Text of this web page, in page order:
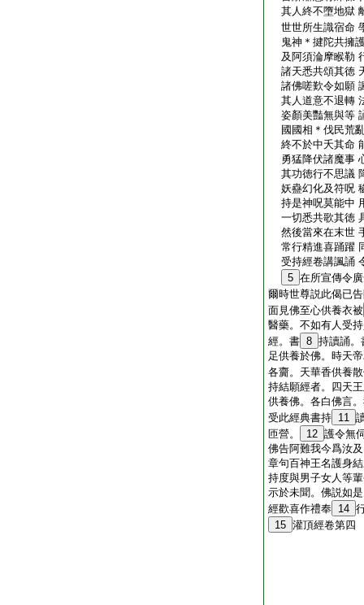
其人終不墮地獄
世世所生識宿命
鬼神＊揵陀共擁
及阿須淪摩睺勒
諸天悉共頌其徳
諸佛嗟歎令如願
其人道意不退轉
姿顏美豔無與等
國國相＊伐民荒
終不於中夭其命
勇猛降伏諸魔事
其功徳行不思議
妖蠱幻化及符呪
持是神呪莫能中
一切悉共歌其徳
然後當來在末世
常行精進喜踊躍
受持經卷講諷誦
5 在所宣傳令
爾時世尊説此偈已
面見佛至心供養衣被
醫藥。不如有人受
經。書 8 持讀誦。
足供養於佛。時天
各齎。天華香供養
持結願經者。四天
供養佛。各白佛言
受此經典書持 11
匝營。
12 護令無
佛告阿難我今爲汝
章句百神王名護身
持度與男子女人等
示於未聞。佛説如
經歡喜作禮奉 14
15 灌頂經卷第四